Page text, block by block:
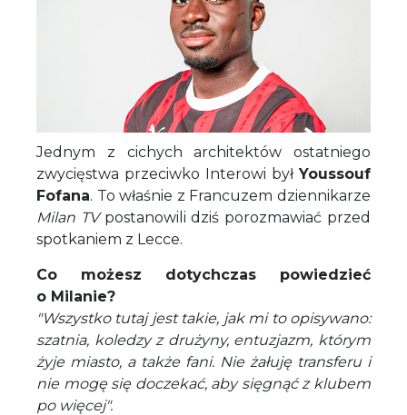
Jednym z cichych architektów ostatniego
zwycięstwa przeciwko Interowi był Youssouf
Fofana. To właśnie z Francuzem dziennikarze
Milan TVpostanowili dziś porozmawiać przed
spotkaniem z Lecce.
Co możesz dotychczas powiedzieć
o Milanie?
"Wszystko tutaj jest takie, jak mi to opisywano:
szatnia, koledzy z drużyny, entuzjazm, którym
żyje miasto, a także fani. Nie żałuję transferu i
nie mogę się doczekać, aby sięgnąć z klubem
po więcej".